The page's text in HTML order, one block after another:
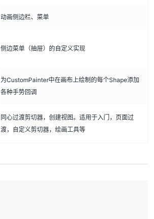
动画侧边栏、菜单
侧边菜单（抽屉）的自定义实现
为CustomPainter中在画布上绘制的每个Shape添加
各种手势回调
同心过渡剪切器，创建视图。适用于入门，页面过
渡，自定义剪切器，绘画工具等